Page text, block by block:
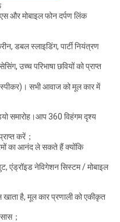
और मोबाइल फोन दर्पण लिंक
डबल स्लाइडिंग, पार्टी नियंत्रण
उच्च परिभाषा छवियों को प्राप्त
सभी आवाज को मूल कार में
समारोह।आप 360 विहंगम दृश्य
करें；
का आनंद ले सकते हैं क्योंकि
एंड्रॉइड नेविगेशन सिस्टम / मोबाइल
है, मूल कार प्रणाली को एकीकृत
；